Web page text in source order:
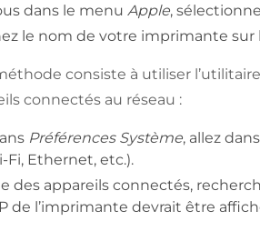
dans le menu Apple,
le nom de votre imprimante sur
consiste à utiliser
connectés au réseau :
Préférences Système, allez dans
Fi, Ethernet, etc.).
des appareils connectés,
de l’imprimante devrait être